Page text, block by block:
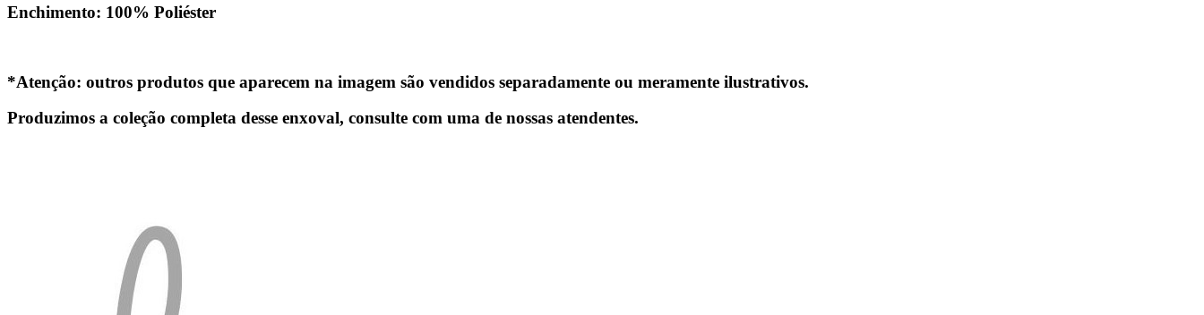
Enchimento: 100% Poliéster
*Atenção: outros produtos que aparecem na imagem são vendidos separadamente ou meramente ilustrativos.
Produzimos a coleção completa desse enxoval, consulte com uma de nossas atendentes.